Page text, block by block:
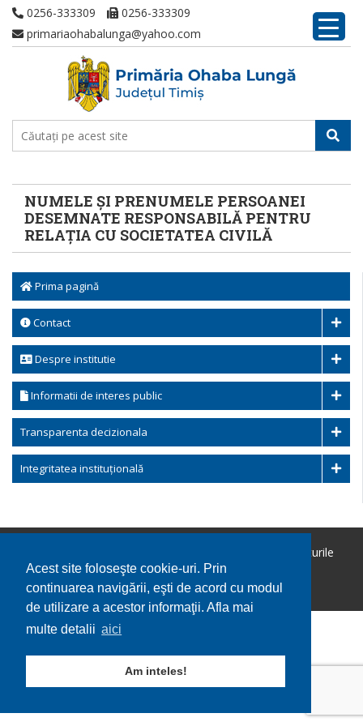
Acest site foloseşte cookie-uri. Prin
continuarea navigării, eşti de acord cu modul
de utilizare a acestor informaţii. Afla mai
multe detalii aici
Am inteles!
0256-333309
0256-333309
primariaohabalunga@yahoo.com
NUMELE ȘI PRENUMELE PERSOANEI
DESEMNATE RESPONSABILĂ PENTRU
RELAȚIA CU SOCIETATEA CIVILĂ
Prima pagină
Contact
Despre institutie
Informatii de interes public
Transparenta decizionala
Integritatea instituțională
Copyright © 2026 Comuna Ohaba Lunga. Toate drepturile
rezervate.
Utilizare cookie-uri
GDPR